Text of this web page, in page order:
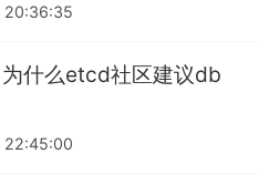
什么etcd社区建议db